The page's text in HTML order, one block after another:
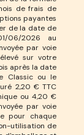
de frais de
payantes
de la date de
06/2026 au
par voie
sur votre
après la date
Classic ou le
2,20 € TTC
ou 4,20 €
par voie
pour chaque
utilisation de